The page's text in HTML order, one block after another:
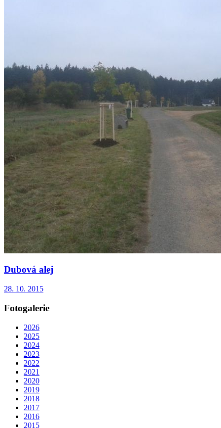
Dubová alej
28. 10. 2015
Fotogalerie
2026
2025
2024
2023
2022
2021
2020
2019
2018
2017
2016
2015